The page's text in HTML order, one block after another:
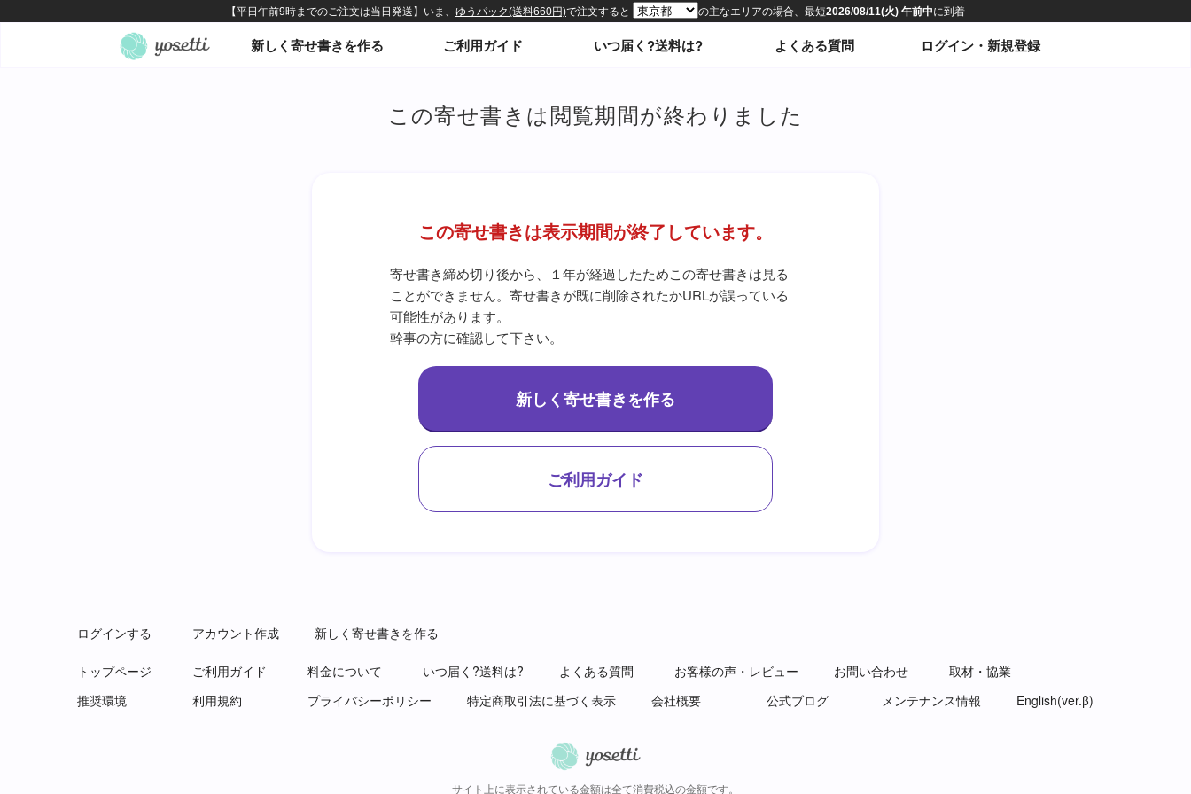
新しく寄せ書きを作る ご利用ガイド いつ届く?送料は? よくある質問 ログイン・新規登録
この寄せ書きは閲覧期間が終わりました
この寄せ書きは表示期間が終了しています。
寄せ書き締め切り後から、１年が経過したためこの寄せ書きは見る
ことができません。寄せ書きが既に削除されたかURLが誤っている
可能性があります。
幹事の方に確認して下さい。
新しく寄せ書きを作る
ご利用ガイド
ログインする アカウント作成 新しく寄せ書きを作る
トップページ ご利用ガイド 料金について いつ届く?送料は? よくある質問 お客様の声・レビュー お問い合わせ
取材・協業
推奨環境
利用規約 プライバシーポリシー 特定商取引法に基づく表示 会社概要 公式ブログ メンテナンス情報 English(ver.β)
サイト上に表示されている金額は全て消費税込の金額です。